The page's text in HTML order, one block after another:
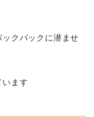
クパックに潜ませ
います